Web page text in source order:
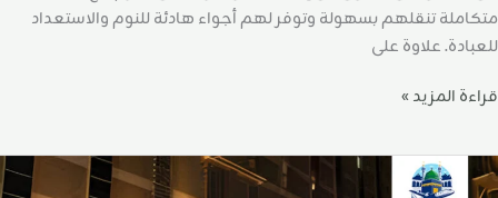
متكاملة تنقلهم بسهولة وتوفر لهم أجواء هادئة للنوم والاستعداد
للعبادة. علاوة على
قراءة المزيد »
عمرة